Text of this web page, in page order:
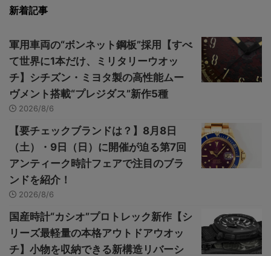
新着記事
軍用車両の“ボンネット鋼板”採用【すべ
て世界に1本だけ、ミリタリーウオッ
チ】シチズン・ミヨタ製の高性能ムー
ヴメント搭載“プレジダス”新作5種
2026/8/6
【要チェックブランドは？】8月8日
（土）・9日（日）に開催が迫る第7回
アンティーク時計フェアで注目のブラ
ンドを紹介！
2026/8/6
国産時計“カシオ”プロトレック新作【シ
リーズ最軽量の本格アウトドアウオッ
チ】小物を収納できる新構造リバーシ